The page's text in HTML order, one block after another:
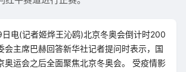
电(记者姬烨王沁鸥)北京冬奥会倒计时200
会主席巴赫回答新华社记者提问时表示，国
奥运会之后全面聚焦北京冬奥会。 受疫情影